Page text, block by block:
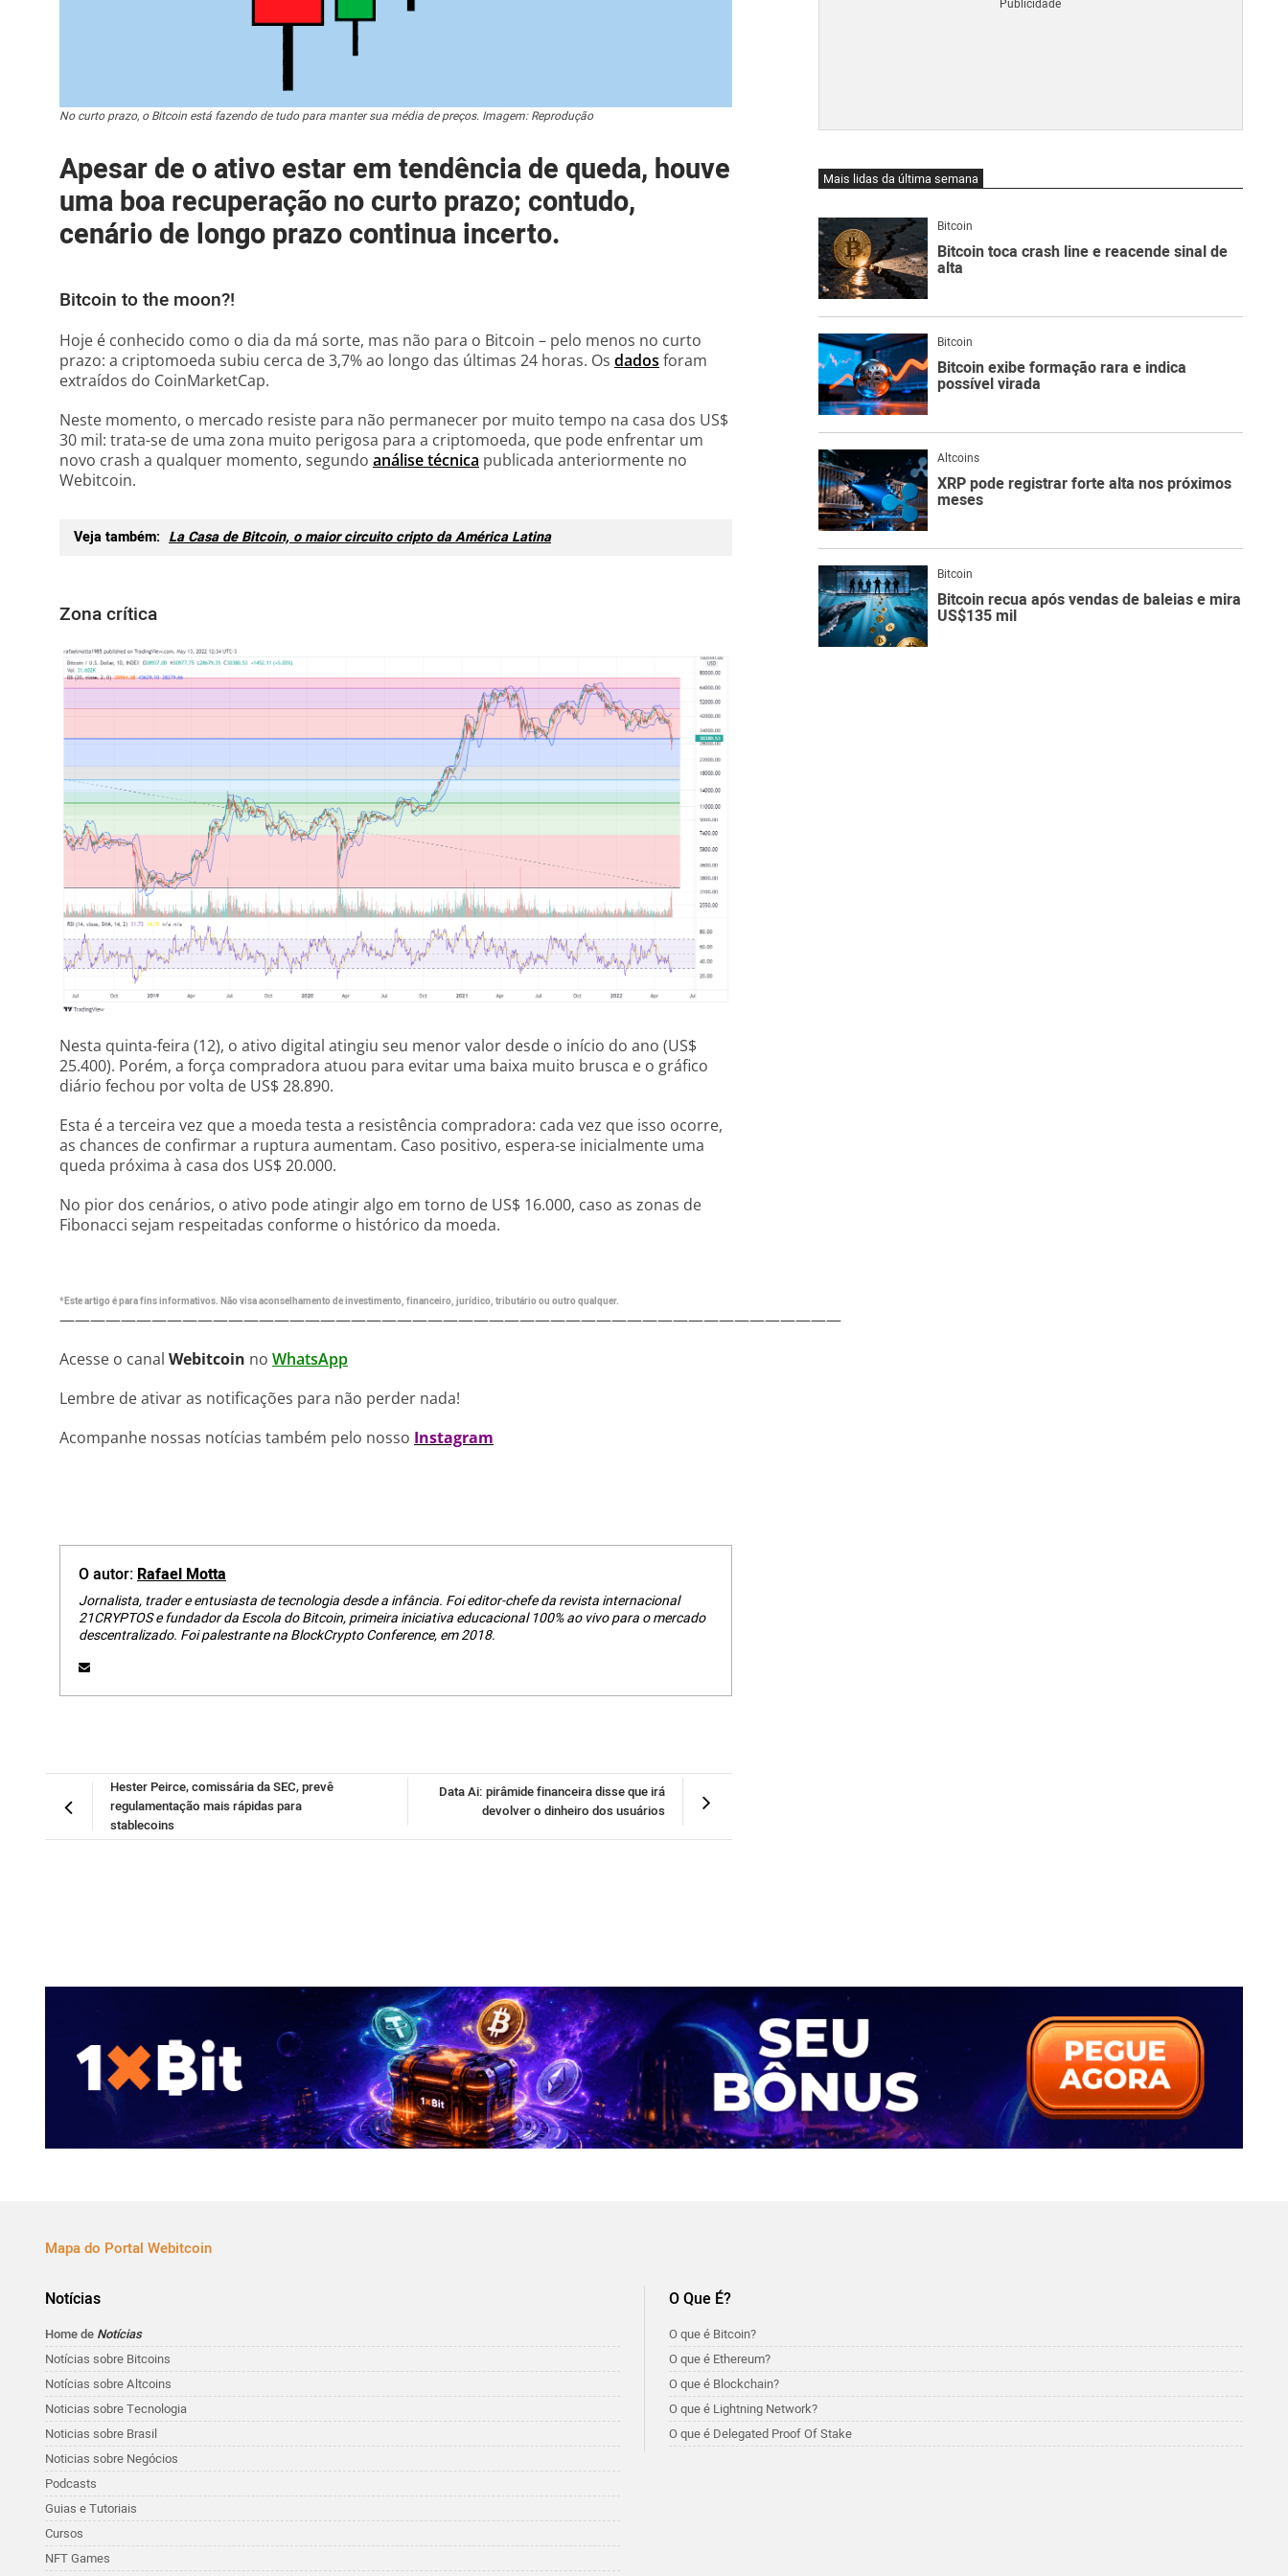
No curto prazo, o Bitcoin está fazendo de tudo para manter sua média de preços. Imagem: Reprodução
Apesar de o ativo estar em tendência de queda, houve
uma boa recuperação no curto prazo; contudo,
cenário de longo prazo continua incerto.
Bitcoin to the moon?!
Hoje é conhecido como o dia da má sorte, mas não para o Bitcoin – pelo menos no curto
prazo: a criptomoeda subiu cerca de 3,7% ao longo das últimas 24 horas. Os dados foram
extraídos do CoinMarketCap.
Neste momento, o mercado resiste para não permanecer por muito tempo na casa dos US$
30 mil: trata-se de uma zona muito perigosa para a criptomoeda, que pode enfrentar um
novo crash a qualquer momento, segundo análise técnica publicada anteriormente no
Webitcoin.
Veja também: La Casa de Bitcoin, o maior circuito cripto da América Latina
Zona crítica
Nesta quinta-feira (12), o ativo digital atingiu seu menor valor desde o início do ano (US$
25.400). Porém, a força compradora atuou para evitar uma baixa muito brusca e o gráfico
diário fechou por volta de US$ 28.890.
Esta é a terceira vez que a moeda testa a resistência compradora: cada vez que isso ocorre,
as chances de confirmar a ruptura aumentam. Caso positivo, espera-se inicialmente uma
queda próxima à casa dos US$ 20.000.
No pior dos cenários, o ativo pode atingir algo em torno de US$ 16.000, caso as zonas de
Fibonacci sejam respeitadas conforme o histórico da moeda.
*Este artigo é para fins informativos. Não visa aconselhamento de investimento, financeiro, jurídico, tributário ou outro qualquer.
———————————————————————————————————————————————————
Acesse o canal Webitcoin no WhatsApp
Lembre de ativar as notificações para não perder nada!
Acompanhe nossas notícias também pelo nosso Instagram
O autor: Rafael Motta
Jornalista, trader e entusiasta de tecnologia desde a infância. Foi editor-chefe da revista internacional
21CRYPTOS e fundador da Escola do Bitcoin, primeira iniciativa educacional 100% ao vivo para o mercado
descentralizado. Foi palestrante na BlockCrypto Conference, em 2018.
Data Ai: pirâmide financeira disse que irá
devolver o dinheiro dos usuários
Hester Peirce, comissária da SEC, prevê
regulamentação mais rápidas para
stablecoins
Mais lidas da última semana
Bitcoin
Bitcoin toca crash line e reacende sinal de
alta
Bitcoin
Bitcoin exibe formação rara e indica
possível virada
Altcoins
XRP pode registrar forte alta nos próximos
meses
Bitcoin
Bitcoin recua após vendas de baleias e mira
US$135 mil
Mapa do Portal Webitcoin
Notícias
Home de Notícias
Notícias sobre Bitcoins
Notícias sobre Altcoins
Noticias sobre Tecnologia
Noticias sobre Brasil
Noticias sobre Negócios
Podcasts
Guias e Tutoriais
Cursos
NFT Games
O Que É?
O que é Bitcoin?
O que é Ethereum?
O que é Blockchain?
O que é Lightning Network?
O que é Delegated Proof Of Stake